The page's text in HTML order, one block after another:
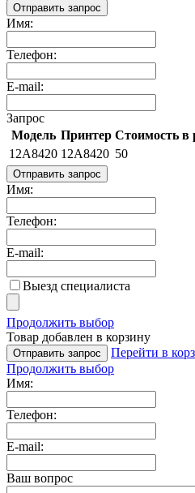
Отправить запрос
Имя:
Телефон:
E-mail:
Запрос
Модель Принтер Стоимость в
12A8420 12A8420 50
Отправить запрос
Имя:
Телефон:
E-mail:
Выезд специалиста
Продолжить выбор
Товар добавлен в корзину
Отправить запрос
Перейти в
Продолжить выбор
Имя:
Телефон:
E-mail:
Ваш вопрос